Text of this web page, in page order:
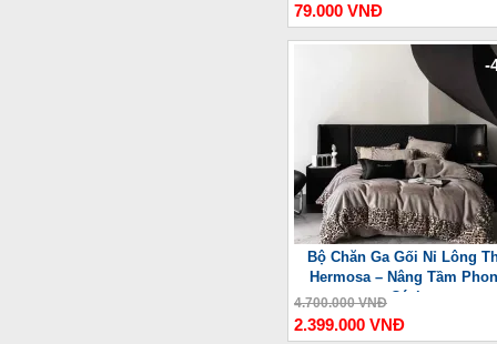
79.000 VNĐ
-
Bộ Chăn Ga Gối Nỉ Lông
Hermosa – Nâng Tầm
Cách
4.700.000 VNĐ
2.399.000 VNĐ